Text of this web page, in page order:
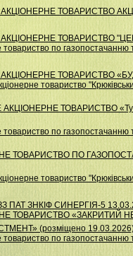
АКЦІОНЕРНЕ ТОВАРИСТВО
АКЦІОНЕРНЕ ТОВАРИСТВО
по газопостачанню
АКЦІОНЕРНЕ ТОВАРИСТВО
товариство
ТОВАРИСТВО
по газопостачанню
ТОВАРИСТВО ПО
товариство
ПАТ ЗНКІФ СИНЕРГІЯ-5
ТОВАРИСТВО
(розміщено
по газопостачанню